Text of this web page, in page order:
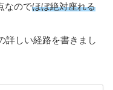
なのでほぼ絶対座れる
詳しい経路を書きまし